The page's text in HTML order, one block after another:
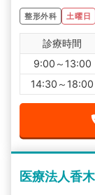
整形外科 土曜日
診療時間
9:00～13:00
14:30～18:00
医療法人香